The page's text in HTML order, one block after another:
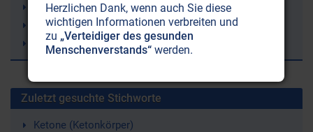
Esoterik
Atmung
Atem
Zuletzt gesuchte Stichworte
Ketone (Ketonkörper)
Herzlichen Dank, wenn auch Sie diese
wichtigen Informationen verbreiten und
zu „Verteidiger des gesunden
Menschenverstands“ werden.